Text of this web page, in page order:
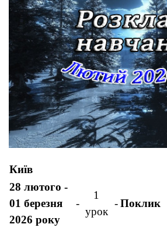
Київ
28 лютого -
01 березня
2026 року
-
1
урок
-Поклик